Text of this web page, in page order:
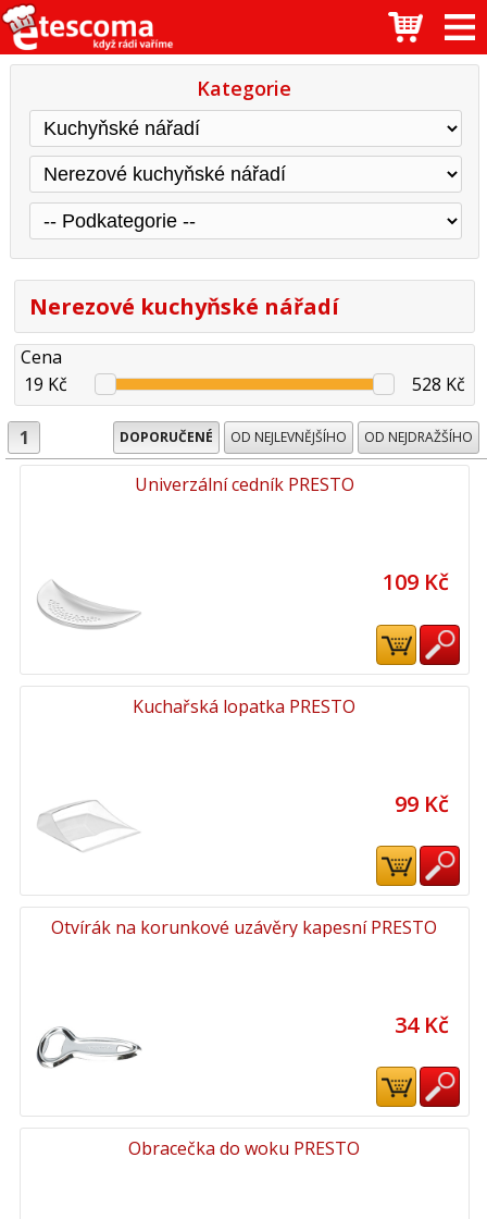
Kategorie
Nerezové kuchyňské nářadí
Cena
19 Kč
528 Kč
1 DOPORUČENÉ OD NEJLEVNĚJŠÍHO OD NEJDRAŽŠÍHO
Univerzální cedník PRESTO
109 Kč
Kuchařská lopatka PRESTO
99 Kč
Otvírák na korunkové uzávěry kapesní PRESTO
34 Kč
Obracečka do woku PRESTO